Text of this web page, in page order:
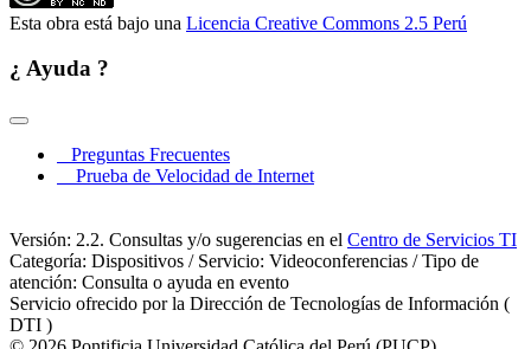
II Congreso de la Sociedad Andina de Economía
Ecológica (Parte 13)
II Congreso de la Sociedad Andina de Economía
Ecológica (Parte 15)
II Congreso de la Sociedad Andina de Economía
Esta obra está bajo una Licencia Creative Commons 2.5 Perú
¿ Ayuda ?
Preguntas Frecuentes
Prueba de Velocidad de Internet
Versión: 2.2. Consultas y/o sugerencias en el Centro de Servicios TI
Categoría: Dispositivos / Servicio: Videoconferencias / Tipo de
atención: Consulta o ayuda en evento
Servicio ofrecido por la Dirección de Tecnologías de Información (
DTI )